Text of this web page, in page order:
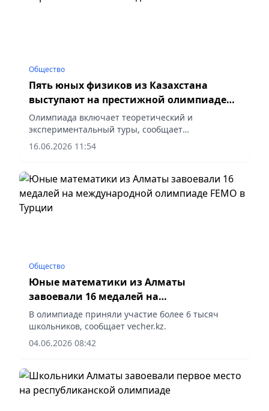
Общество
Пять юных физиков из Казахстана
выступают на престижной олимпиаде
EuPhO 2026
Олимпиада включает теоретический и
экспериментальный туры, сообщает
корреспондент vapress.kz.
16.06.2026 11:54
Общество
Юные математики из Алматы
завоевали 16 медалей на
международной олимпиаде FEMO в
Турции
В олимпиаде приняли участие более 6 тысяч
школьников, сообщает vecher.kz.
04.06.2026 08:42